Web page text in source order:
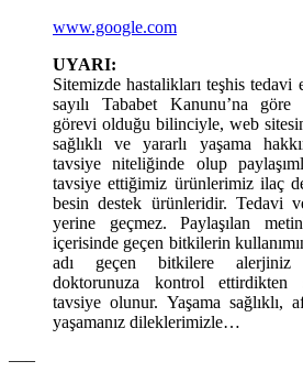
www.google.com
UYARI:
Sitemizde hastalikları teşhis
sayılı Tababet Kanunu’na göre
görevi olduğu bilinciyle, web
sağlıklı ve yararlı yaşama
tavsiye niteliğinde olup
tavsiye ettiğimiz ürünlerimiz ilaç
besin destek ürünleridir. Tedavi
yerine geçmez. Paylaşılan
içerisinde geçen bitkilerin
adı geçen bitkilere alerjiniz
doktorunuza kontrol ettirdikten
tavsiye olunur. Yaşama sağlıklı,
yaşamanız dileklerimizle…
—–